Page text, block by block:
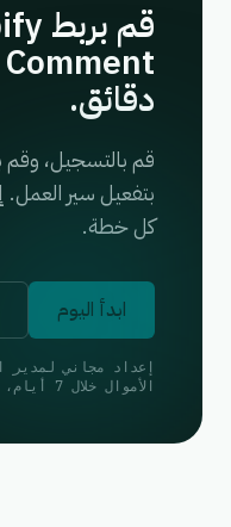
دقائق.
قم بالتسجيل، وقم
بتفعيل سير
كل خطة.
ابدأ اليوم
إعداد مجاني لمدير
الأموال خلال 7 أيام، دون طرح أي أسئلة